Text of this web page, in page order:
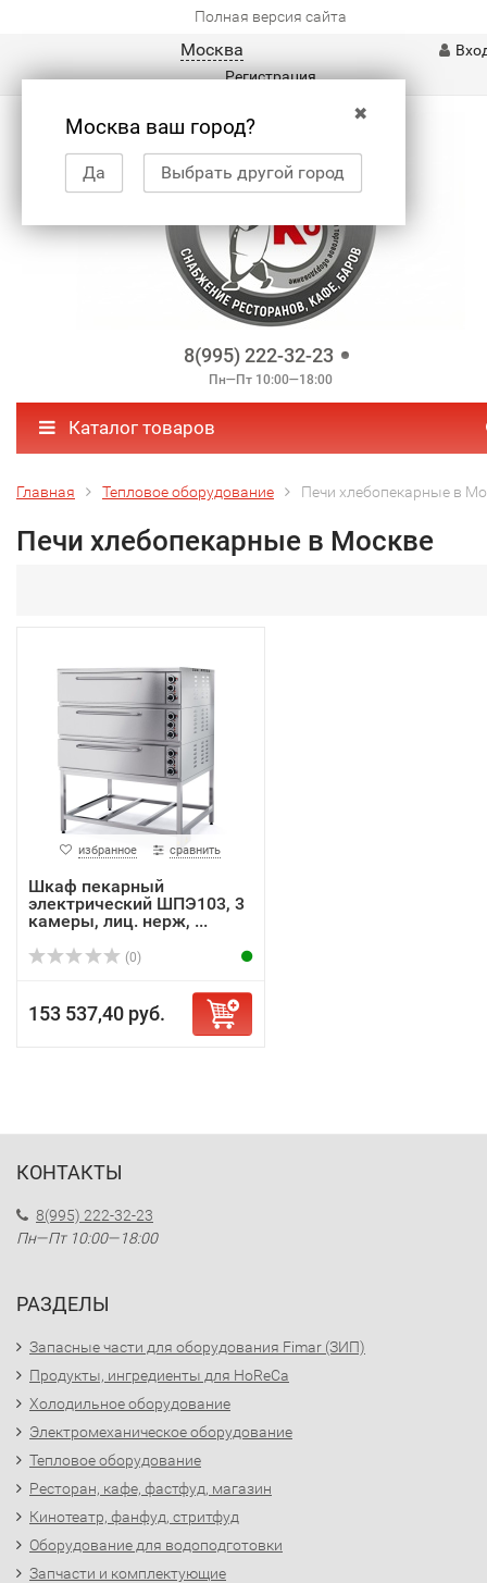
Полная версия сайта
Москва
✖
Москва ваш город?
Да Выбрать другой город
Регистрация
8(995) 222-32-23
Пн—Пт 10:00—18:00
Каталог товаров
Главная Тепловое оборудование Печи хлебопекарные в
Печи хлебопекарные в Москве
избранное сравнить
Шкаф пекарный
электрический ШПЭ103, 3
камеры, лиц. нерж, ...
(0)
153 537,40 руб.
КОНТАКТЫ
8(995) 222-32-23
Пн—Пт 10:00—18:00
РАЗДЕЛЫ
Запасные части для оборудования Fimar (ЗИП)
Продукты, ингредиенты для HoReCa
Холодильное оборудование
Электромеханическое оборудование
Тепловое оборудование
Ресторан, кафе, фастфуд, магазин
Кинотеатр, фанфуд, стритфуд
Оборудование для водоподготовки
Запчасти и комплектующие